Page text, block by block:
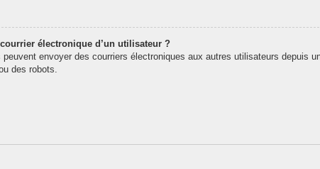
électronique d’un utilisateur ?
envoyer des courriers électroniques aux autres utilisateurs depuis
des robots.